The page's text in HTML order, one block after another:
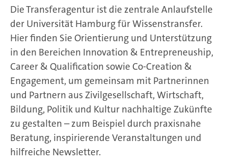
Die Transferagentur ist die zentrale Anlaufstelle
der Universität Hamburg für Wissenstransfer.
Hier finden Sie Orientierung und Unterstützung
in den Bereichen Innovation & Entrepreneuship,
Career & Qualification sowie Co-Creation &
Engagement, um gemeinsam mit Partnerinnen
und Partnern aus Zivilgesellschaft, Wirtschaft,
Bildung, Politik und Kultur nachhaltige Zukünfte
zu gestalten – zum Beispiel durch praxisnahe
Beratung, inspirierende Veranstaltungen und
hilfreiche Newsletter.